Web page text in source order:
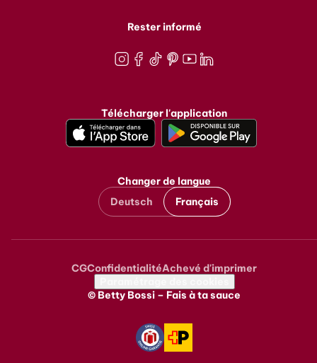
Rester informé
Télécharger l'application
Changer de langue
Deutsch
Français
Metanavigation
CGConfidentialitéAchevé d'imprimer
© Betty Bossi – Fais à ta sauce